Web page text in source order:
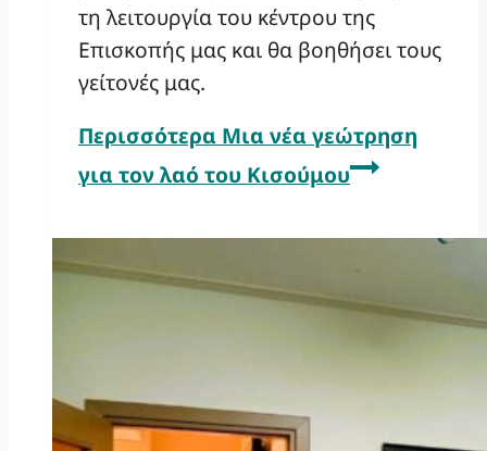
τη λειτουργία του κέντρου της
Επισκοπής μας και θα βοηθήσει τους
γείτονές μας.
Περισσότερα Μια νέα γεώτρηση
για τον λαό του Κισούμου